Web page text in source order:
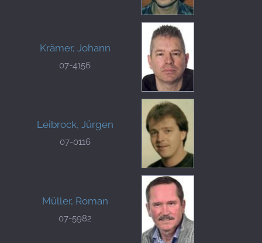
Krämer, Johann
07-4156
Leibrock, Jürgen
07-0116
Müller, Roman
07-5982